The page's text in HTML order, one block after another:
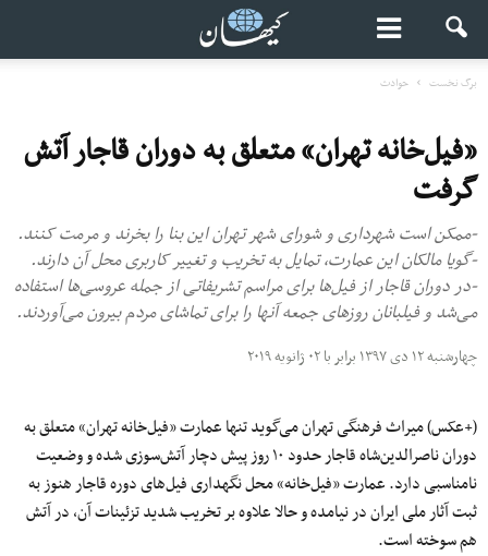
برگ نخست حوادث
«فیل‌خانه تهران» متعلق به دوران قاجار آتش
گرفت
-ممکن است شهرداری و شورای شهر تهران این بنا را بخرند و مرمت کنند.
-گویا مالکان این عمارت، تمایل به تخریب و تغییر کاربری محل آن دارند.
-در دوران قاجار از فیل‌ها برای مراسم‌ تشریفاتی از جمله عروسی‌ها استفاده
می‌شد و فیلبانان روزهای جمعه آنها را برای تماشای مردم بیرون می‌آوردند.
چهارشنبه ۱۲ دی ۱۳۹۷ برابر با ۰۲ ژانویه ۲۰۱۹
(+عکس) میراث فرهنگی تهران می‌گوید تنها عمارت «فیل‌خانه تهران» متعلق به
دوران ناصرالدین‌شاه قاجار حدود ۱۰ روز پیش دچار آتش‌سوزی شده و وضعیت
نامناسبی دارد. عمارت «فیل‌خانه» محل نگهداری فیل‌های دوره قاجار هنوز به
ثبت آثار ملی ایران در نیامده و حالا علاوه بر تخریب شدید تزئینات آن، در آتش
هم سوخته است.